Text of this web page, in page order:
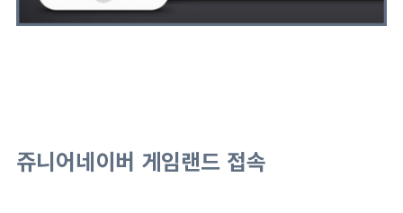
쥬니어네이버 게임랜드 접속